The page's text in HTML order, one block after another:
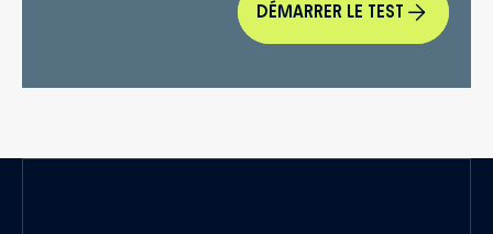
DÉMARRER LE TEST